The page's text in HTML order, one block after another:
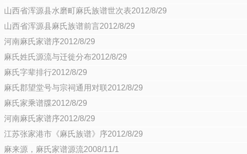
山西省浑源县水磨町麻氏族谱世次表2012/8/29
山西省浑源县麻氏族谱前言2012/8/29
河南麻氏家谱序2012/8/29
麻氏姓氏源流与迁徙分布2012/8/29
麻氏字辈排行2012/8/29
麻氏郡望堂号与宗祠通用对联2012/8/29
麻氏家乘谱牒2012/8/29
河南麻氏家谱序2012/8/29
江苏张家港市《麻氏族谱》序2012/8/29
麻来源，麻氏家谱源流2008/11/1